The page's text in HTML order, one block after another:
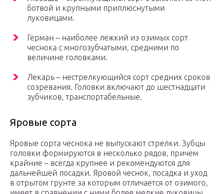
ботвой и крупными приплюснутыми
луковицами.
Герман – наиболее лежкий из озимых сорт
чеснока с многозубчатыми, средними по
величине головками.
Лекарь – нестрелкующийся сорт средних сроков
созревания. Головки включают до шестнадцати
зубчиков, транспортабельные.
Яровые сорта
Яровые сорта чеснока не выпускают стрелки. Зубцы
головки формируются в несколько рядов, причем
крайние – всегда крупнее и рекомендуются для
дальнейшей посадки. Яровой чеснок, посадка и уход
в отрытом грунте за которым отличается от озимого,